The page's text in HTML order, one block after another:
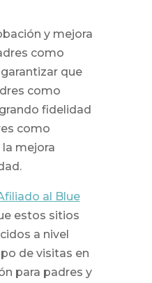
y mejora
como
que
como
fidelidad
como
mejora
al Blue
estos sitios
a nivel
de visitas en
para padres y